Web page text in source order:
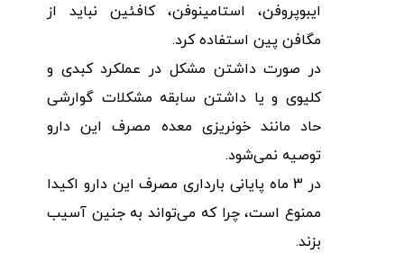
ایبوپروفن، استامینوفن، کافئین نباید از
مگافن پین استفاده کرد.
در صورت داشتن مشکل در عملکرد کبدی و
کلیوی و یا داشتن سابقه مشکلات گوارشی
حاد مانند خونریزی معده مصرف این دارو
توصیه نمی‌شود.
در 3 ماه پایانی بارداری مصرف این دارو اکیدا
ممنوع است، چرا که می‌تواند به جنین آسیب
بزند.